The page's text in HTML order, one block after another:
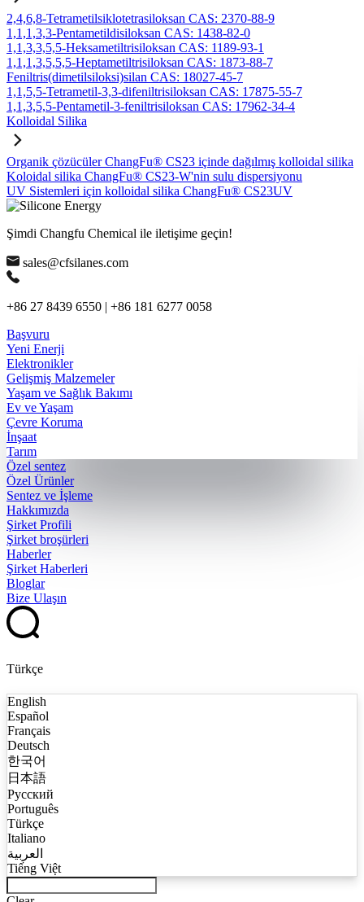
2,4,6,8-Tetrametilsiklotetrasiloksan CAS: 2370-88-9
1,1,1,3,3-Pentametildisiloksan CAS: 1438-82-0
1,1,3,3,5,5-Heksametiltrisiloksan CAS: 1189-93-1
1,1,1,3,5,5,5-Heptametiltrisiloksan CAS: 1873-88-7
Feniltris(dimetilsiloksi)silan CAS: 18027-45-7
1,1,5,5-Tetrametil-3,3-difeniltrisiloksan CAS: 17875-55-7
1,1,3,5,5-Pentametil-3-feniltrisiloksan CAS: 17962-34-4
Kolloidal Silika
Organik çözücüler ChangFu® CS23 içinde dağılmış kolloidal silika
Koloidal silika ChangFu® CS23-W'nin sulu dispersiyonu
UV Sistemleri için kolloidal silika ChangFu® CS23UV
Şimdi Changfu Chemical ile iletişime geçin!
sales@cfsilanes.com
+86 27 8439 6550 | +86 181 6277 0058
Başvuru
Yeni Enerji
Elektronikler
Gelişmiş Malzemeler
Yaşam ve Sağlık Bakımı
Ev ve Yaşam
Çevre Koruma
İnşaat
Tarım
Özel sentez
Özel Ürünler
Sentez ve İşleme
Hakkımızda
Şirket Profili
Şirket broşürleri
Haberler
Şirket Haberleri
Bloglar
Bize Ulaşın
Türkçe
English
Español
Français
Deutsch
한국어
日本語
Русский
Português
Türkçe
Italiano
العربية
Tiếng Việt